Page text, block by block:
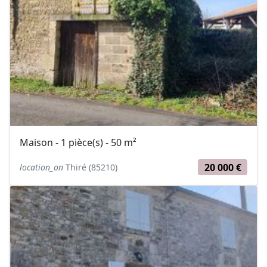
Maison - 1 pièce(s) - 50 m²
location_on Thiré (85210) 20 000 €